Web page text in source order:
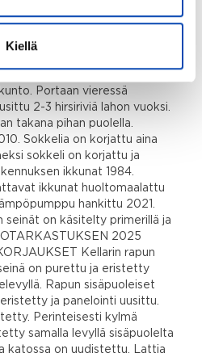
Kiellä
Talon julkisivu maalattu
uusittu kokonaan
Portaan vieressä
2-3 hirsiriviä lahon vuoksi.
takana pihan puolella.
Sokkelia on korjattu aina
sokkeli on korjattu ja
ikkunat 1984.
ikkunat huoltomaalattu
hankittu 2021.
seinät on käsitelty primerillä ja
2025
Kellarin rapun
on purettu ja eristetty
Rapun sisäpuoleiset
ja panelointi uusittu.
Perinteisesti kylmä
samalla levyllä sisäpuolelta
katossa on uudistettu. Lattia